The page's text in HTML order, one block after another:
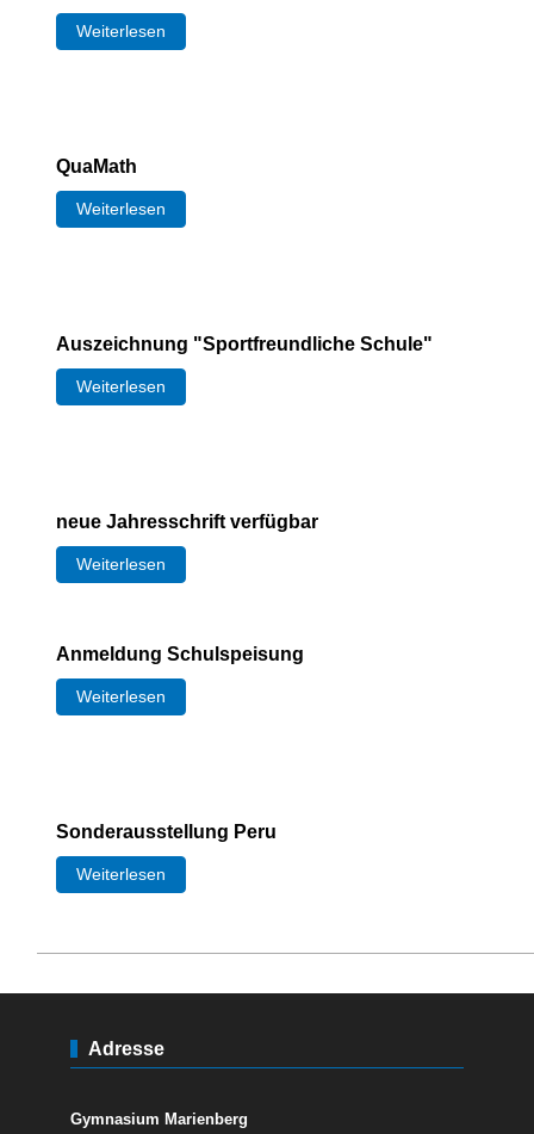
Weiterlesen
QuaMath
Weiterlesen
Auszeichnung "Sportfreundliche Schule"
Weiterlesen
neue Jahresschrift verfügbar
Weiterlesen
Anmeldung Schulspeisung
Weiterlesen
Sonderausstellung Peru
Weiterlesen
Adresse
Gymnasium Marienberg